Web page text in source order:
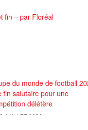
fin – par Floréal
du monde de football
fin salutaire pour une
délétère
JUILLET 2026